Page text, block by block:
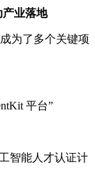
产业落地
为了多个关键项
平台”
智能人才认证计